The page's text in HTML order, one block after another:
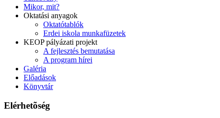
Mikor, mit?
Oktatási anyagok
Oktatótablók
Erdei iskola munkafüzetek
KEOP pályázati projekt
A fejlesztés bemutatása
A program hírei
Galéria
Előadások
Könyvtár
Elérhetõség